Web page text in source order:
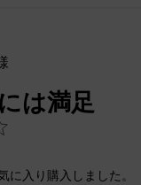
は満足
に入り購入しました。